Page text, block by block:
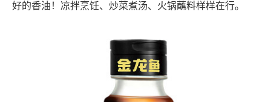
好的香油！凉拌烹饪、炒菜煮汤、火锅蘸料样样在行。